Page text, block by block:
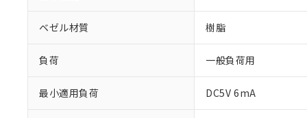
ベゼル材質 樹脂
負荷 一般負荷用
最小適用負荷 DC5V 6mA